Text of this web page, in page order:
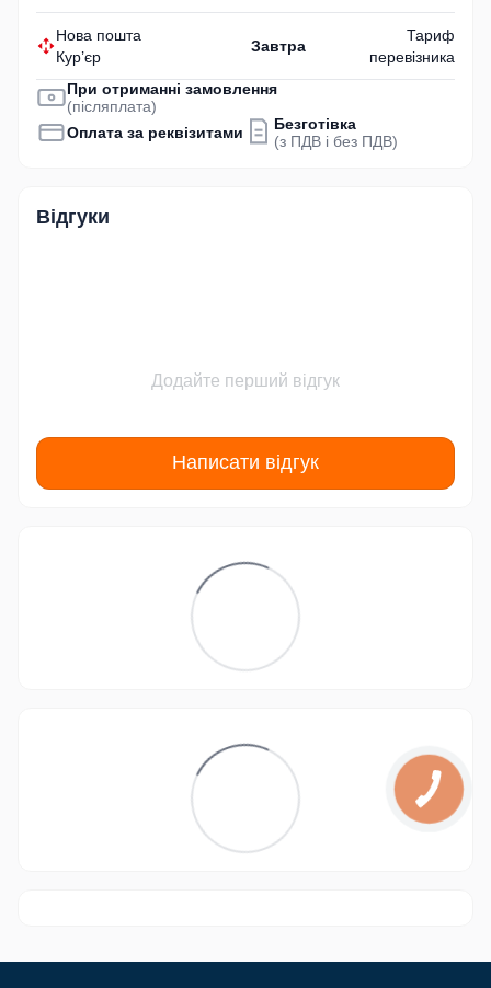
Нова пошта
Кур’єр
Завтра
Тариф
перевізника
При отриманні замовлення
(післяплата)
Оплата за реквізитами
Безготівка
(з ПДВ і без ПДВ)
Відгуки
Додайте перший відгук
Написати відгук